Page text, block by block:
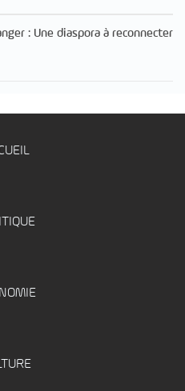
: Une diaspora à reconnecter